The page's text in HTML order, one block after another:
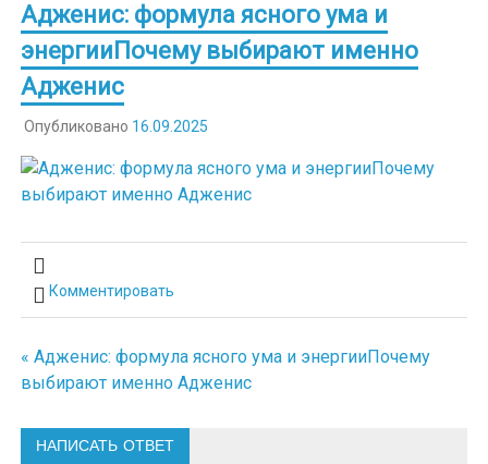
Адженис: формула ясного ума и
энергииПочему выбирают именно
Адженис
Опубликовано 16.09.2025
Комментировать
Навигация
записям
« Адженис: формула ясного ума и энергииПочему
выбирают именно Адженис
НАПИСАТЬ ОТВЕТ